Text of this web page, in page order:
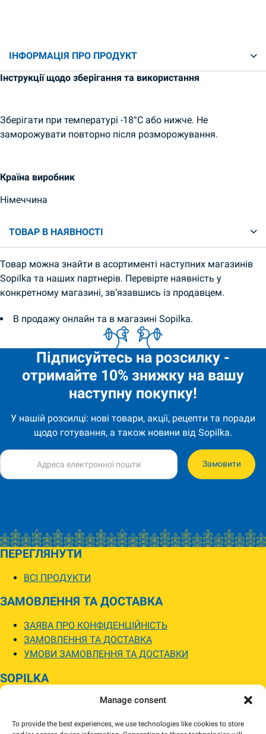
Manage consent
To provide the best experiences, we use technologies like cookies to store
ІНФОРМАЦІЯ ПРО ПРОДУКТ
Інструкції щодо зберігання та використання
Зберігати при температурі -18°C або нижче. Не
заморожувати повторно після розморожування.
Країна виробник
Німеччина
ТОВАР В НАЯВНОСТІ
Товар можна знайти в асортименті наступних магазинів
Sopilka та наших партнерів. Перевірте наявність у
конкретному магазині, зв’язавшись із продавцем.
В продажу онлайн та в магазині Sopilka.
Підписуйтесь на розсилку -
отримайте 10% знижку на вашу
наступну покупку!
У нашій розсилці: нові товари, акції, рецепти та поради
щодо готування, а також новини від Sopilka.
Замовити
ПЕРЕГЛЯНУТИ
ВСІ ПРОДУКТИ
ЗАМОВЛЕННЯ ТА ДОСТАВКА
ЗАЯВА ПРО КОНФІДЕНЦІЙНІСТЬ
ЗАМОВЛЕННЯ ТА ДОСТАВКА
УМОВИ ЗАМОВЛЕННЯ ТА ДОСТАВКИ
SOPILKA
МАГАЗИНИ SOPILKA
НОВИНИ